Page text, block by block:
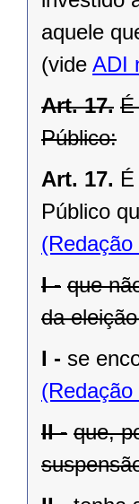
aquele
(vide ADI
Art. 17. É
Público:
Art. 17.
Público
I - que
da
I - se
II - que,